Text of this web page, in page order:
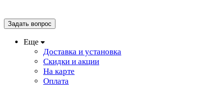
Задать вопрос
Еще
Доставка и установка
Скидки и акции
На карте
Оплата